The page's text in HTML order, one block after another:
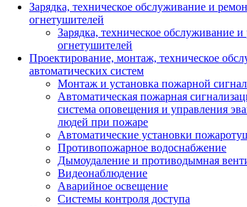
Зарядка, техническое обслуживание и
огнетушителей
Зарядка, техническое обслуживание
огнетушителей
Проектирование, монтаж, техническое
автоматических систем
Монтаж и установка пожарной
Автоматическая пожарная
система оповещения и управления
людей при пожаре
Автоматические установки
Противопожарное водоснабжение
Дымоудаление и противодымная
Видеонаблюдение
Аварийное освещение
Системы контроля доступа